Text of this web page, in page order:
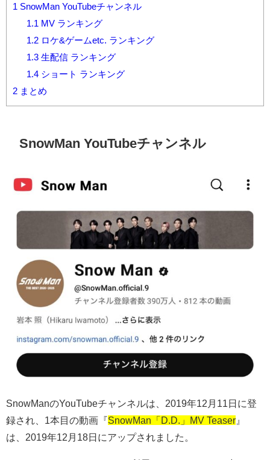
1 SnowMan YouTubeチャンネル
1.1 MV ランキング
1.2ロケ&ゲームetc. ランキング
1.3生配信 ランキング
1.4ショート ランキング
2 まとめ
SnowMan YouTubeチャンネル
SnowManのYouTubeチャンネルは、2019年12月11日に登
録され、1本目の動画『SnowMan「D.D.」MV Teaser 』
は、2019年12月18日にアップされました。